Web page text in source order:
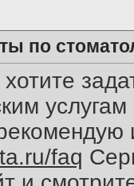
по
faq